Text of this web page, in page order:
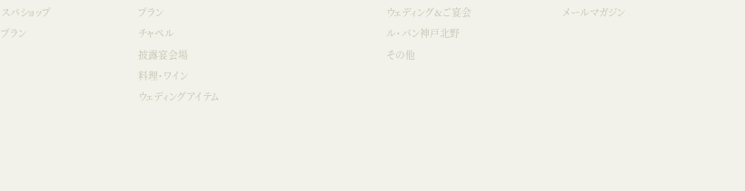
スパショップ
プラン
プラン
チャペル
披露宴会場
料理・ワイン
ウェディングアイテム
ウェディング&ご宴会
ル・パン神戸北野
その他
メールマガジン